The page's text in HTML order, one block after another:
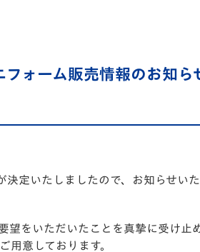
崎
店舗情
ォーム販売情報のお知ら
定いたしましたので、お知らせいた
望をいただいたことを真摯に受け止
用意しております。